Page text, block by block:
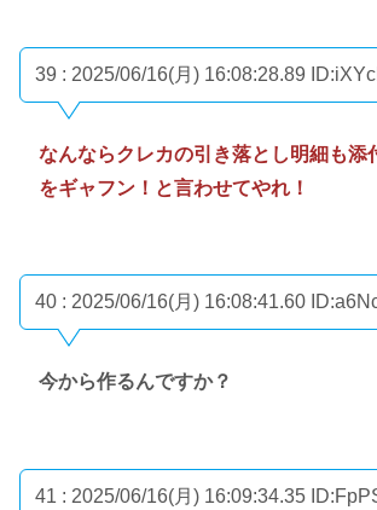
39 : 2025/06/16(月) 16:08:28.89
なんならクレカの引き落とし明細も添
をギャフン！と言わせてやれ！
40 : 2025/06/16(月) 16:08:41.60
今から作るんですか？
41 : 2025/06/16(月) 16:09:34.35